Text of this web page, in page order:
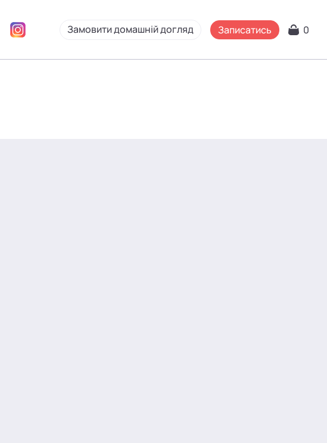
Замовити домашній догляд Записатись 0